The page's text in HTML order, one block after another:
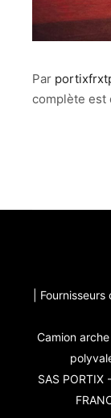
Par
complète est
|
Camion
SAS